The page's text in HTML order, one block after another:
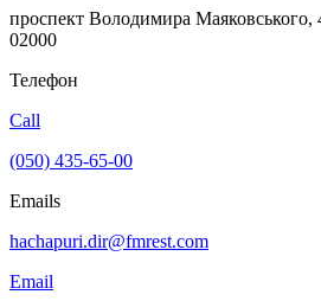
проспект Володимира Маяковського,
02000
Телефон
Call
(050) 435-65-00
Emails
hachapuri.dir@fmrest.com
Email